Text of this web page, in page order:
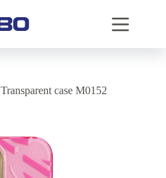
Transparent case M0152